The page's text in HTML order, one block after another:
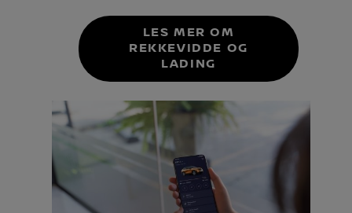
LES MER OM
REKKEVIDDE OG
LADING